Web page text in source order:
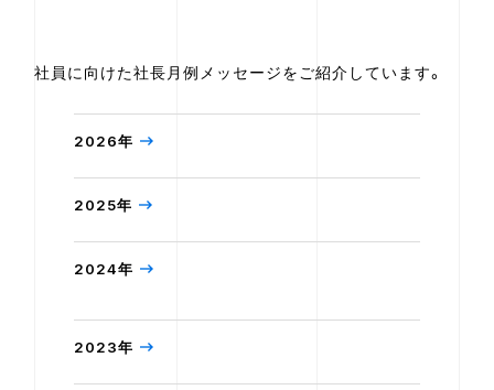
社員に向けた社長月例メッセージをご紹介しています。
2026年
2025年
2024年
2023年